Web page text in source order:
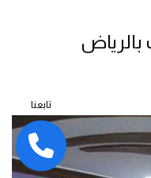
بالرياض
تابعنا